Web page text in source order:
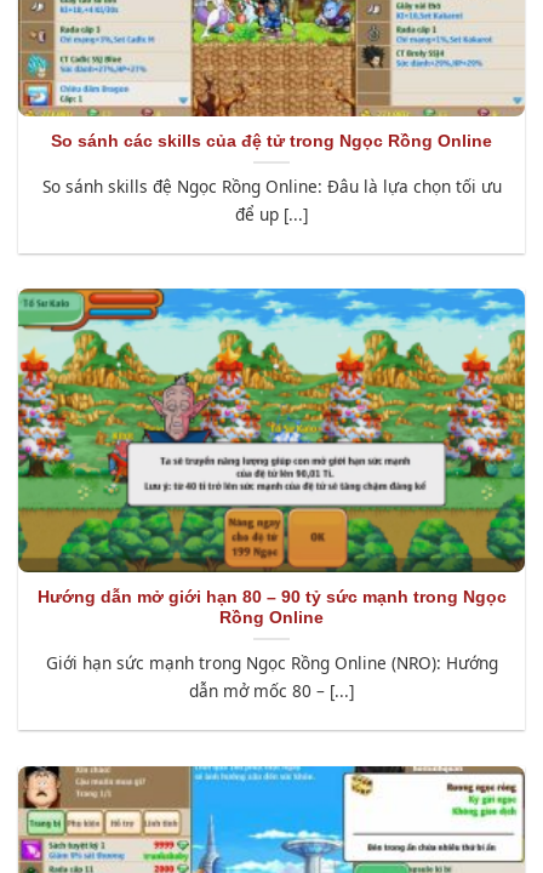
So sánh các skills của đệ tử trong Ngọc Rồng Online
So sánh skills đệ Ngọc Rồng Online: Đâu là lựa chọn tối ưu
để up [...]
Hướng dẫn mở giới hạn 80 – 90 tỷ sức mạnh trong Ngọc
Rồng Online
Giới hạn sức mạnh trong Ngọc Rồng Online (NRO): Hướng
dẫn mở mốc 80 – [...]